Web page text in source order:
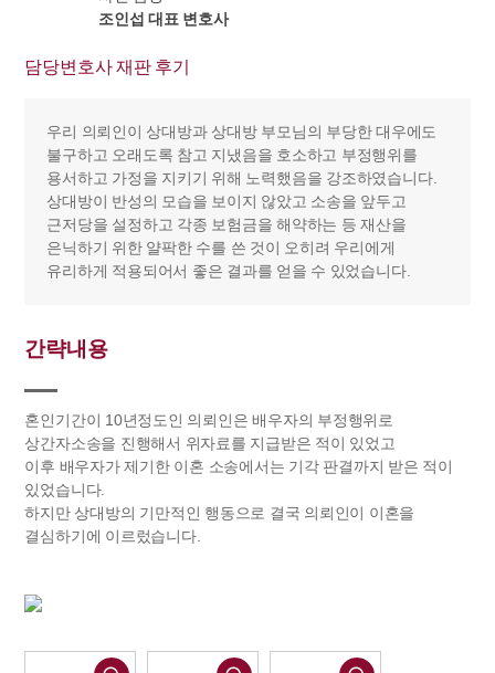
조인섭 대표 변호사
담당변호사 재판 후기
우리 의뢰인이 상대방과 상대방 부모님의 부당한 대우에도
불구하고 오래도록 참고 지냈음을 호소하고 부정행위를
용서하고 가정을 지키기 위해 노력했음을 강조하였습니다.
상대방이 반성의 모습을 보이지 않았고 소송을 앞두고
근저당을 설정하고 각종 보험금을 해약하는 등 재산을
은닉하기 위한 얄팍한 수를 쓴 것이 오히려 우리에게
유리하게 적용되어서 좋은 결과를 얻을 수 있었습니다.
간략내용
혼인기간이 10년정도인 의뢰인은 배우자의 부정행위로
상간자소송을 진행해서 위자료를 지급받은 적이 있었고
이후 배우자가 제기한 이혼 소송에서는 기각 판결까지 받은 적이
있었습니다.
하지만 상대방의 기만적인 행동으로 결국 의뢰인이 이혼을
결심하기에 이르렀습니다.